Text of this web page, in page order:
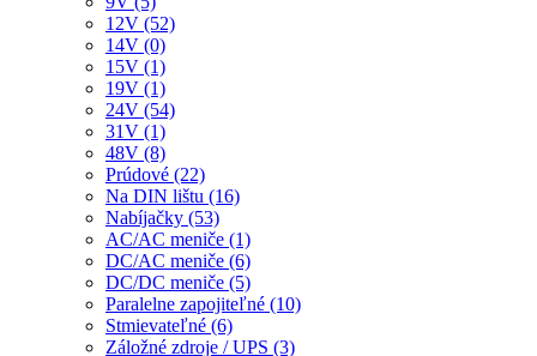
12V (52)
14V (0)
15V (1)
19V (1)
24V (54)
31V (1)
48V (8)
Prúdové (22)
Na DIN lištu (16)
Nabíjačky (53)
AC/AC meniče (1)
DC/AC meniče (6)
DC/DC meniče (5)
Paralelne zapojiteľné (10)
Stmievateľné (6)
Záložné zdroje / UPS (3)